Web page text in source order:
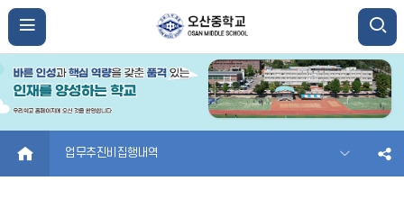
HOME 업무추진비집행내역